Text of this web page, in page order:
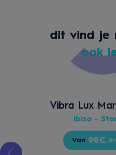
dit vind je
ook
Vibra Lux
Ibiza -
Van 98€ /